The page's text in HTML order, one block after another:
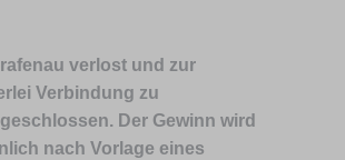
verlost und zur
Verbindung zu
Der Gewinn wird
nach Vorlage eines